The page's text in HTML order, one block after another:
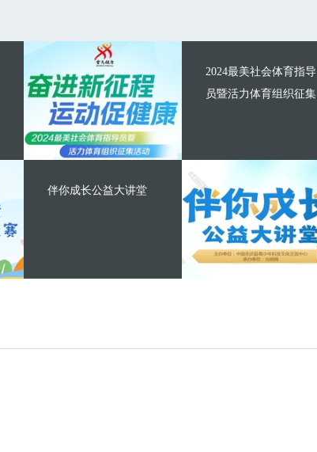
2024最美社会体育指导
员暨活力体育组织征集
伴你成长公益大讲堂